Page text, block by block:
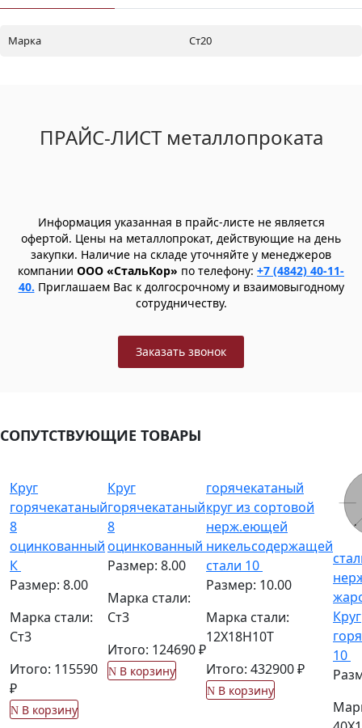
Марка Ст20
ПРАЙС-ЛИСТ металлопроката
Информация указанная в прайс-листе не является
офертой. Цены на металлопрокат, действующие на день
закупки. Наличие на складе уточняйте у менеджеров
компании ООО «СтальКор» по телефону: +7 (4842) 40-11-
40. Приглашаем Вас к долгосрочному и взаимовыгодному
сотрудничеству.
Заказать звонок
СОПУТСТВУЮЩИЕ ТОВАРЫ
Круг
горячекатаный
8
оцинкованный
К
Размер: 8.00
Марка стали:
Ст3
Итого: 115590
₽
В корзину
Круг
горячекатаный
8
оцинкованный
Размер: 8.00
Марка стали:
Ст3
Итого: 124690 ₽
В корзину
горячекатаный
круг из сортовой
нерж.еющей
никельсодержащей
стали 10
Размер: 10.00
Марка стали:
12Х18Н10Т
Итого: 432900 ₽
В корзину
Круг
10